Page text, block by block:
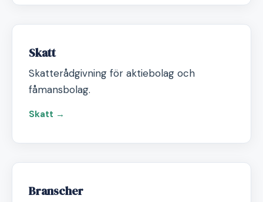
Skatt
Skatterådgivning för aktiebolag och
fåmansbolag.
Skatt →
Branscher